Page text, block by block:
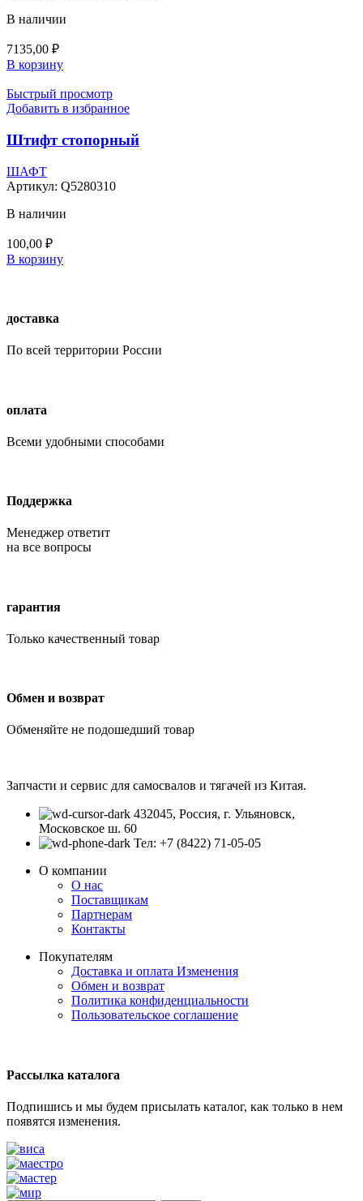
В наличии
7135,00 ₽
В корзину
Быстрый просмотр
Добавить в избранное
Штифт стопорный
ШАФТ
Артикул: Q5280310
В наличии
100,00 ₽
В корзину
доставка
По всей территории России
оплата
Всеми удобными способами
Поддержка
Менеджер ответит
на все вопросы
гарантия
Только качественный товар
Обмен и возврат
Обменяйте не подошедший товар
Запчасти и сервис для самосвалов и тягачей из Китая.
432045, Россия, г. Ульяновск,
Московское ш. 60
Тел: +7 (8422) 71-05-05
О компании
О нас
Поставщикам
Партнерам
Контакты
Покупателям
Доставка и оплата Изменения
Обмен и возврат
Политика конфиденциальности
Пользовательское соглашение
Рассылка каталога
Подпишись и мы будем присылать каталог, как только в нем
появятся изменения.